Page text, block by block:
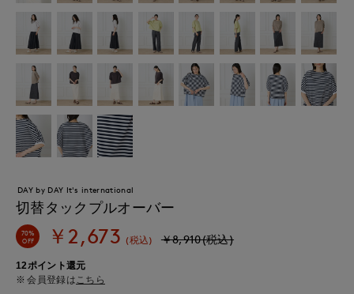
DAY by DAY It's international
切替タックプルオーバー
70%
OFF
￥2,673 (税込) ￥8,910(税込)
12ポイント還元
会員登録はこちら